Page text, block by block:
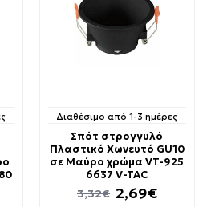
Διαθέσιμο από 1-3 ημέρες
Σπότ στρογγυλό
Πλαστικό Χωνευτό GU10
σε Μαύρο χρώμα VT-925
6637 V-TAC
2,69€
3,32€